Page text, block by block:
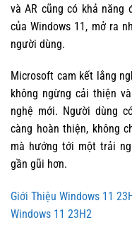
và AR cũng có khả
của Windows 11, mở ra
người dùng.
Microsoft cam kết lắng
không ngừng cải thiện
nghệ mới. Người dùng
càng hoàn thiện, không
mà hướng tới một trải
gần gũi hơn.
Giới Thiệu Windows 11
Windows 11 23H2